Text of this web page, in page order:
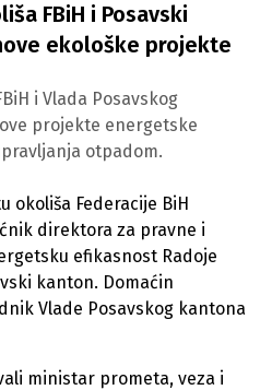
FBiH i Posavski
ekološke projekte
i Vlada Posavskog
projekte energetske
otpadom.
okoliša Federacije BiH
direktora za pravne i
efikasnost Radoje
kanton. Domaćin
Vlade Posavskog kantona
ministar prometa, veza i